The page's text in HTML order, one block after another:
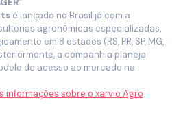
”.
é lançado no Brasil já com a
agronômicas especializadas,
em 8 estados (RS, PR, SP, MG,
a companhia planeja
de acesso ao mercado na
informações sobre o xarvio Agro